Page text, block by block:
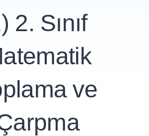
2. Sınıf
ve